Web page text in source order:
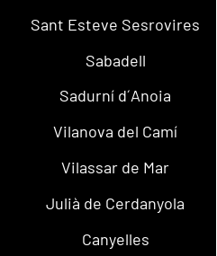
Sant Esteve Sesrovires
Sabadell
Sadurní d´Anoia
Vilanova del Camí
Vilassar de Mar
Julià de Cerdanyola
Canyelles